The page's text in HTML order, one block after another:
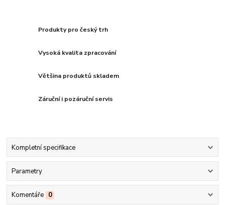
Produkty pro český trh
Vysoká kvalita zpracování
Většina produktů skladem
Záruční i pozáruční servis
Kompletní specifikace
Parametry
Komentáře 0